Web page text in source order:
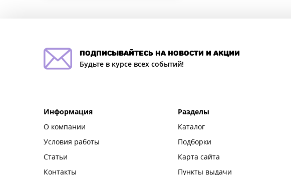
подписывайтесь на новости и акции
Будьте в курсе всех событий!
Информация
О компании
Условия работы
Статьи
Контакты
Разделы
Каталог
Подборки
Карта сайта
Пункты выдачи